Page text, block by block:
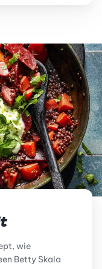
wie
Betty Skala